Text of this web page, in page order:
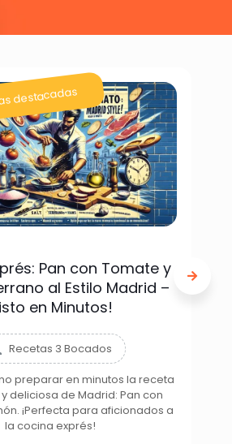
destacadas
Pan con Tomate y
al Estilo Madrid –
en Minutos!
Recetas 3 Bocados
preparar en minutos la receta
deliciosa de Madrid: Pan con
¡Perfecta para aficionados a
la cocina exprés!